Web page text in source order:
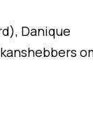
Danique